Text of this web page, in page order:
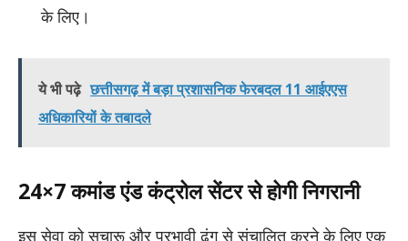
के लिए।
ये भी पढ़े छत्तीसगढ़ में बड़ा प्रशासनिक फेरबदल 11 आईएएस
अधिकारियों के तबादले
​24×7 कमांड एंड कंट्रोल सेंटर से होगी निगरानी
​इस सेवा को सुचारू और प्रभावी ढंग से संचालित करने के लिए एक